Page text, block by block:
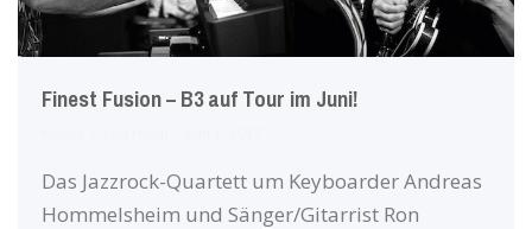
Finest Fusion – B3 auf Tour im Juni!
Das Jazzrock-Quartett um Keyboarder Andreas
Hommelsheim und Sänger/Gitarrist Ron